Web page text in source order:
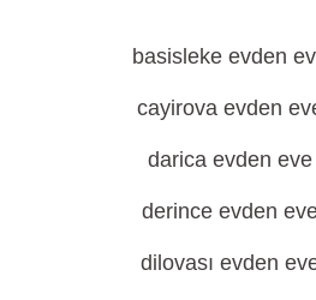
basisleke evden
cayirova evden
darica evden
derince evden
dilovası evden